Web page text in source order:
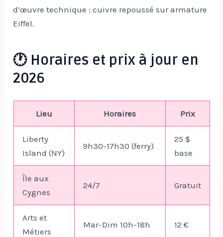
d’œuvre technique : cuivre repoussé sur armature
Eiffel.
🕐 Horaires et prix à jour en
2026
Lieu Horaires Prix
Liberty
Island (NY)
9h30-17h30 (ferry)
25 $
base
Île aux
Cygnes
24/7 Gratuit
Arts et
Métiers
Mar-Dim 10h-18h 12 €